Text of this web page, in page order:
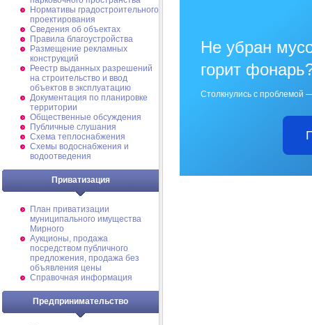
Нормативы градостроительного
проектирования
Сведения об объектах
Правила благоустройства
Размещение рекламных
конструкций
Реестр выданных разрешений
на строительство и ввод
объектов в эксплуатацию
Документация по планировке
территории
Общественные обсуждения
Публичные слушания
Схема теплоснабжения
Схемы водоснабжения и
водоотведения
Приватизация
План приватизации
муниципального имущества
Мирного
Аукционы, продажа
посредством публичного
предложения, продажа без
объявления цены
Справочная информация
Предпринимательство
Не убран
горит
Столкнулись с проблемой